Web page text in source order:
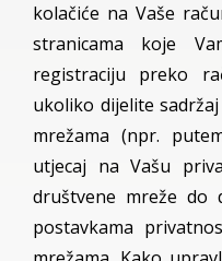
kolačiće na Vaše
stranicama koje
registraciju preko
ukoliko dijelite
mrežama (npr.
utjecaj na Vašu
društvene mreže do
postavkama